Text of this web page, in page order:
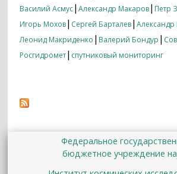
Василий Асмус|Александр Макаров| Петр
Игорь Мохов| Сергей Барталев|Александр
Леонид Макриденко | Валерий Бондур |
Росгидромет| спутниковый мониторинг
Федеральное
бюджетное учреждение